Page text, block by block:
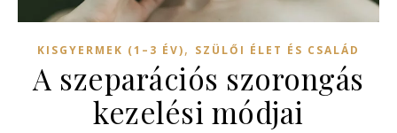
KISGYERMEK (1–3 ÉV), SZÜLŐI ÉLET ÉS CSALÁD
A szeparációs szorongás
kezelési módjai